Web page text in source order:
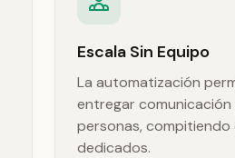
Escala Sin Equipo
La automatización
entregar comunicación
personas,
dedicados.